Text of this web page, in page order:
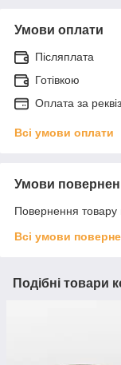
Умови оплати
Післяплата
Готівкою
Оплата за
Всі умови оплати
Умови
Повернення товару
Всі умови
Подібні товари